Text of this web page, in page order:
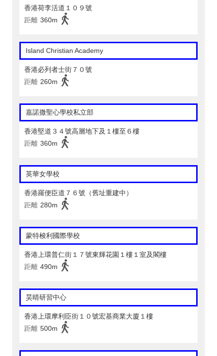
香港荷李活道１０９號
距離 360m
Island Christian Academy
香港必列者士街７０號
距離 260m
嘉諾撒聖心學校私立部
香港堅道３４號高層地下及１樓至６樓
距離 360m
英華女學校
香港羅便臣道７６號（舊址重建中）
距離 280m
蒙特梭利國際學校
香港上環普仁街１７號東輝花園１樓１室及閣樓
距離 490m
昊晴研習中心
香港上環摩利臣街１０號宏基商業大廈１樓
距離 500m